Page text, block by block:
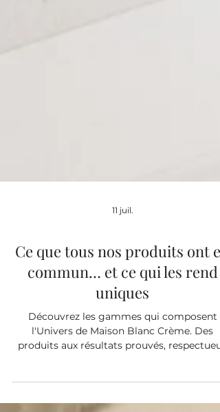
Ce que tous nos produits ont en
commun… et ce qui les rend
uniques
Découvrez les gammes qui composent